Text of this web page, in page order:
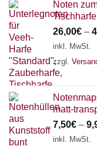
Noten
26,00€ –
inkl. MwSt.
zzgl.
matt-
7,50€ –
inkl. MwSt.